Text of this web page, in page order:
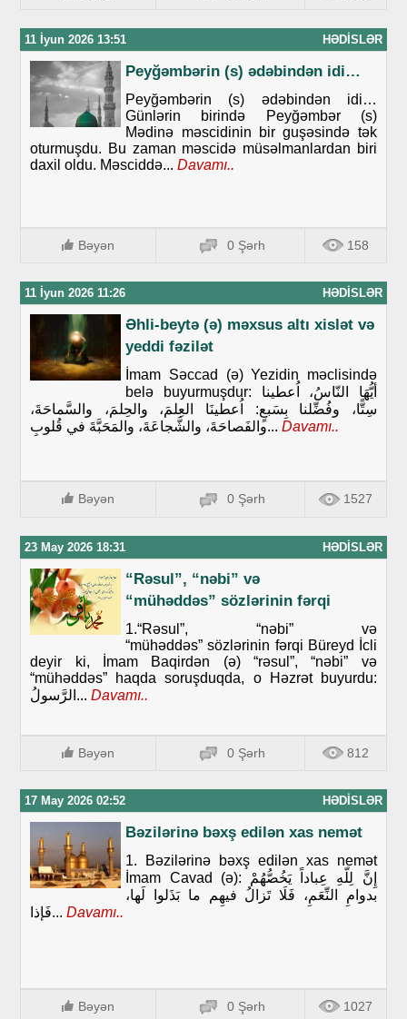
11 İyun 2026 13:51 HƏDISLƏR
Peyğəmbərin (s) ədəbindən idi…
Peyğəmbərin (s) ədəbindən idi…
Günlərin birində Peyğəmbər (s)
Mədinə məscidinin bir guşəsində tək
oturmuşdu. Bu zaman məscidə müsəlmanlardan biri
daxil oldu. Məsciddə... Davamı..
Bəyən 0 Şərh 158
11 İyun 2026 11:26 HƏDISLƏR
Əhli-beytə (ə) məxsus altı xislət və
yeddi fəzilət
İmam Səccad (ə) Yezidin məclisində
belə buyurmuşdur: أيُّهَا النّاسُ، اُعطينا
سِتًّا، وفُضِّلنا بِسَبعٍ: اُعطينَا العِلمَ، والحِلمَ، والسَّماحَةَ،
والفَصاحَةَ، والشَّجاعَةَ، والمَحَبَّةَ في قُلوبِ... Davamı..
Bəyən 0 Şərh 1527
23 May 2026 18:31 HƏDISLƏR
“Rəsul”, “nəbi” və
“mühəddəs” sözlərinin fərqi
1.“Rəsul”, “nəbi” və
“mühəddəs” sözlərinin fərqi Büreyd İcli
deyir ki, İmam Baqirdən (ə) “rəsul”, “nəbi” və
“mühəddəs” haqda soruşduqda, o Həzrət buyurdu:
الرَّسولُ... Davamı..
Bəyən 0 Şərh 812
17 May 2026 02:52 HƏDISLƏR
Bəzilərinə bəxş edilən xas nemət
1. Bəzilərinə bəxş edilən xas nemət
İmam Cavad (ə): إِنَّ لِلّهِ عِباداً يَخُصُّهُمْ
بدوامِ النِّعَمِ، فَلَا تَزالُ فيهِم ما بَذَلوا لَها،
فَإذا... Davamı..
Bəyən 0 Şərh 1027